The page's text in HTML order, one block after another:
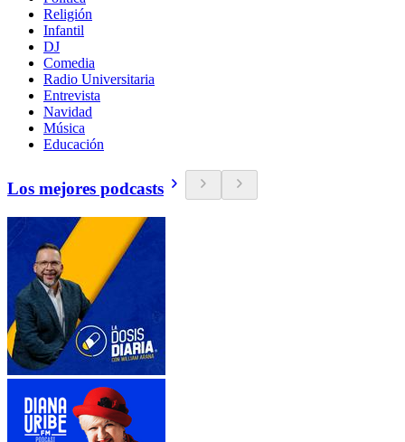
Religión
Infantil
DJ
Comedia
Radio Universitaria
Entrevista
Navidad
Música
Educación
Los mejores podcasts